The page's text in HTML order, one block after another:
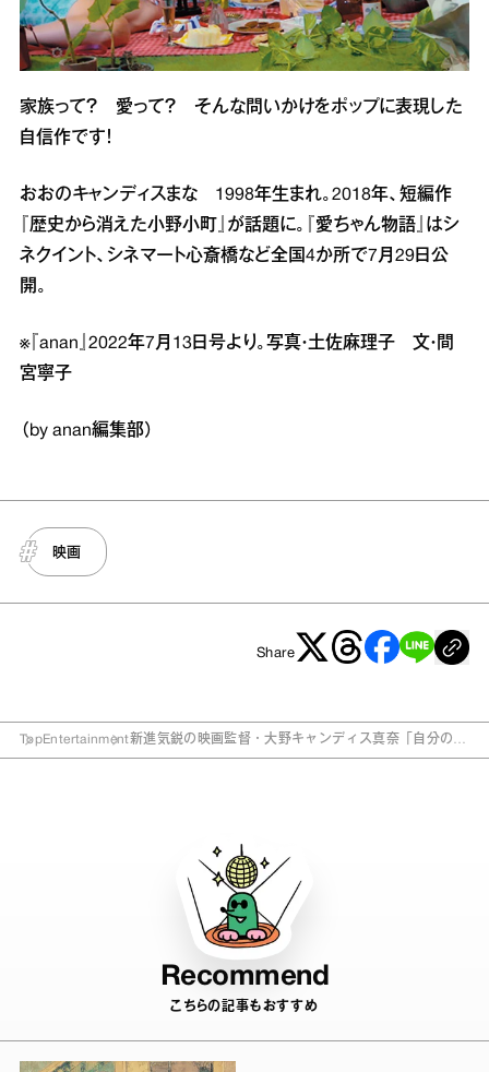
家族って？ 愛って？ そんな問いかけをポップに表現した
自信作です！
おおのキャンディスまな 1998年生まれ。2018年、短編作
『歴史から消えた小野小町』が話題に。『愛ちゃん物語』はシ
ネクイント、シネマート心斎橋など全国4か所で7月29日公
開。
※『anan』2022年7月13日号より。写真・土佐麻理子 文・間
宮寧子
（by anan編集部）
映画
Share
TopEntertainment新進気鋭の映画監督・大野キャンディス真奈「自分の脳
Recommend
こちらの記事もおすすめ